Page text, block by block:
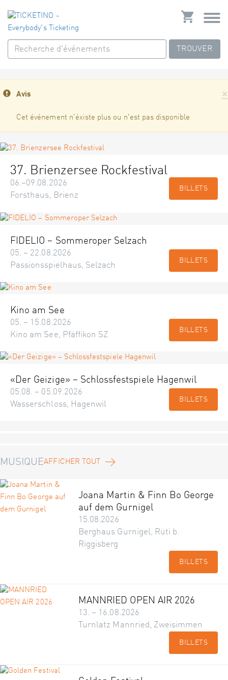
TROUVER
×
Avis
Cet événement n'éxiste plus ou n'est pas disponible
37. Brienzersee Rockfestival
06.–09.08.2026
Forsthaus, Brienz
BILLETS
FIDELIO – Sommeroper Selzach
05. – 22.08.2026
Passionsspielhaus, Selzach
BILLETS
Kino am See
05. – 15.08.2026
Kino am See, Pfäffikon SZ
BILLETS
«Der Geizige» – Schlossfestspiele Hagenwil
05.08. – 05.09.2026
Wasserschloss, Hagenwil
BILLETS
MUSIQUEAFFICHER TOUT
Joana Martin & Finn Bo George
auf dem Gurnigel
15.08.2026
Berghaus Gurnigel, Rüti b.
Riggisberg
BILLETS
MANNRIED OPEN AIR 2026
13. – 16.08.2026
Turnlatz Mannried, Zweisimmen
BILLETS